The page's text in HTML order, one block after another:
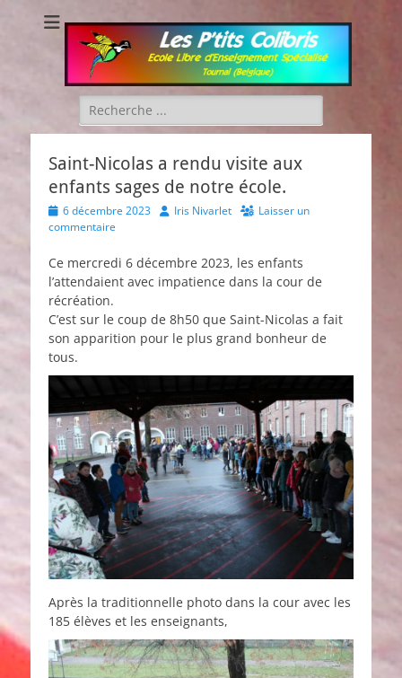
Les P'tits Colibris
Rechercher :
Saint-Nicolas a rendu visite aux
enfants sages de notre école.
Posted
on
6 décembre 2023 AuthorIris Nivarlet
Laisser un
commentaire
Ce mercredi 6 décembre 2023, les enfants
l’attendaient avec impatience dans la cour de
récréation.
C’est sur le coup de 8h50 que Saint-Nicolas a fait
son apparition pour le plus grand bonheur de
tous.
Après la traditionnelle photo dans la cour avec les
185 élèves et les enseignants,